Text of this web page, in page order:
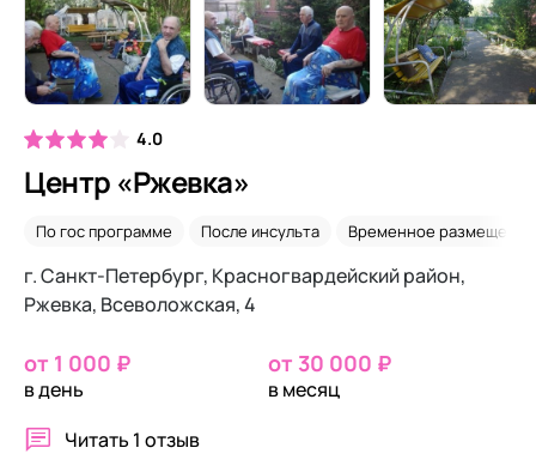
4.0
Центр «Ржевка»
По гос программе После инсульта Временное размещение
г. Санкт-Петербург, Красногвардейский район,
Ржевка, Всеволожская, 4
от 1 000 ₽
в день
от 30 000 ₽
в месяц
Читать 1 отзыв